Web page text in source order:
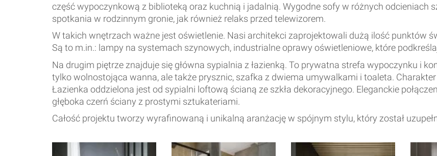
część wypoczynkową z biblioteką oraz kuchnią i jadalnią. Wygodne sofy w różnych
spotkania w rodzinnym gronie, jak również relaks przed telewizorem.
W takich wnętrzach ważne jest oświetlenie. Nasi architekci zaprojektowali dużą ilość punktów
Są to m.in.: lampy na systemach szynowych, industrialne oprawy oświetleniowe, które
Na drugim piętrze znajduje się główna sypialnia z łazienką. To prywatna strefa wypoczynku i
tylko wolnostojąca wanna, ale także prysznic, szafka z dwiema umywalkami i toaleta.
Łazienka oddzielona jest od sypialni loftową ścianą ze szkła dekoracyjnego. Eleganckie
głęboka czerń ściany z prostymi sztukateriami.
Całość projektu tworzy wyrafinowaną i unikalną aranżację w spójnym stylu, który został